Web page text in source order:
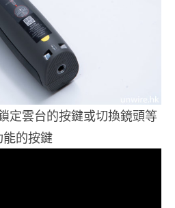
定雲台的按鍵或切換鏡頭等
能的按鍵